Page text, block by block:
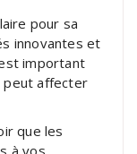
pour sa
innovantes et
important
peut affecter
que les